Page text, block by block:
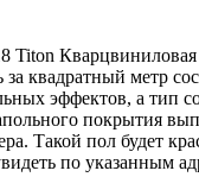
Titon
квадратный метр
эффектов, а
покрытия
Такой пол будет
по указанным